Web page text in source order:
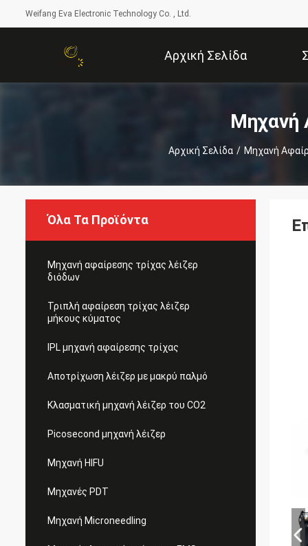
Weifang Eva Electronic Technology Co. , Ltd.
Αρχική Σελίδα
Μηχανή
Αρχική Σελίδα / Μηχανή
Όλα Τα Προϊόντα
Μηχανή αφαίρεσης τρίχας λέιζερ
διόδων
Τριπλή αφαίρεση τρίχας λέιζερ
μήκους κύματος
IPL μηχανή αφαίρεσης τρίχας
Αποτρίχωση λέιζερ με μακρύ παλμό
Κλασματική μηχανή λέιζερ του CO2
Picosecond μηχανή λέιζερ
Μηχανή HIFU
Μηχανές PDT
Μηχανή Microneedling